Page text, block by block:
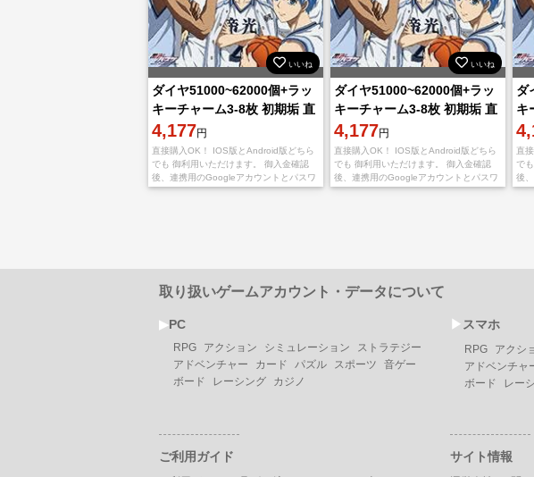
いいね
ダイヤ51000~62000個+ラッ
キーチャーム3-8枚 初期垢 直
接購入OK！
4,177円
直接購入OK！ IOS版とAndroid版どちら
でも 御利用いただけます。 御入金確認
後、連携用のGoogleアカウントとパスワ
ードを送りいたします。 不正行為は一切
いいね
ダイヤ51000~62000個+ラッ
キーチャーム3-8枚 初期垢 直
接購入OK！
4,177円
直接購入OK！ IOS版とAndroid版どちら
でも 御利用いただけます。 御入金確認
後、連携用のGoogleアカウントとパスワ
ードを送りいたします。 不正行為は一切
ダ
キ
接
直
で
後
ー
取り扱いゲームアカウント・データについて
▶︎PC
RPG アクション シミュレーション
ストラテジー
アドベンチャー
カード パズル スポーツ
音ゲー
ボード
レーシング カジノ
▶︎ スマホ
RPG アクシ
アドベンチャ
ボード
レー
ご利用ガイド サイト情報